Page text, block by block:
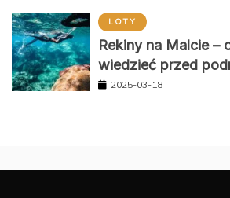
LOTY
Rekiny na Malcie –
wiedzieć przed
2025-03-18